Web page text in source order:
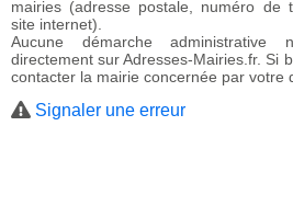
mairies (adresse postale, numéro de
site internet).
Aucune démarche
directement sur Adresses-Mairies.fr. Si
contacter la mairie concernée par votre
Signaler une erreur